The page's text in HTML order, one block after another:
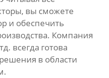
вы сможете
и обеспечить
Компания
всегда готова
в области
.